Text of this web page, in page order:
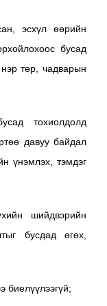
эсхүл өөрийн
бусад
төр, чадварын
тохиолдолд
давуу байдал
үнэмлэх, тэмдэг
шийдвэрийн
бусдад өгөх,
биелүүлээгүй;